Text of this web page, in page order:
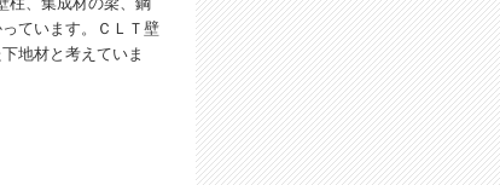
ています。ＣＬＴ壁
地材と考えていま